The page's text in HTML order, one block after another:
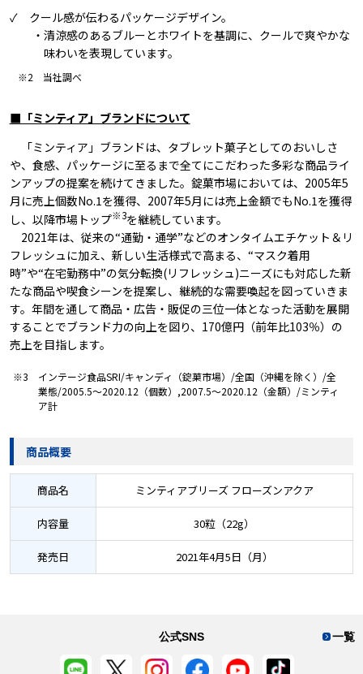
✓ クール感が伝わるパッケージデザイン。
・清涼感のあるブルーとホワイトを基調に、クールで爽やかな
味わいを表現しています。
※2 当社調べ
■「ミンティア」ブランドについて
「ミンティア」ブランドは、タブレット菓子としてのおいしさ
や、食感、パッケージに至るまで全てにこだわった多彩な商品ライ
ンアップの提案を続けてきました。錠菓市場においては、2005年5
月に売上個数No.1を獲得、2007年5月には売上金額でもNo.1を獲得
し、以降市場トップ※3を継続しています。
2021年は、従来の“通勤・通学”などのオンタイムエチケット＆リ
フレッシュに加え、新しい生活様式で高まる、“マスク着用
時”や“在宅勤務中”の気分転換(リフレッシュ)ニーズにも対応した新
たな商品や喫食シーンを提案し、継続的な需要喚起を図っていきま
す。年間を通して商品・広告・販促の三位一体となった活動を展開
することでブランド力の向上を図り、170億円（前年比103％）の
売上を目指します。
※3 インテージ食品SRI/キャンディ（錠菓市場）/全国（沖縄を除く）/全
業態/2005.5～2020.12（個数）,2007.5～2020.12（金額）/ミンティ
ア計
商品概要
商品名 ミンティアブリーズ フローズンアクア
内容量 30粒（22g）
発売日 2021年4月5日（月）
一覧
公式SNS